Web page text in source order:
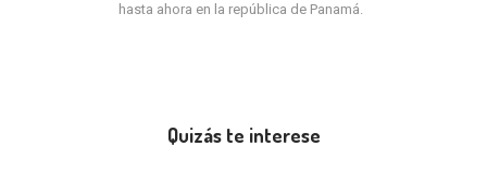
hasta ahora en la república de Panamá.
Quizás te interese